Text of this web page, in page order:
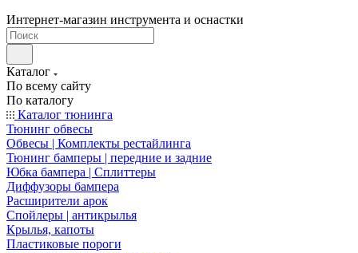
Интернет-магазин инструмента и оснастки
Каталог
По всему сайту
По каталогу
Каталог тюнинга
Тюнинг обвесы
Обвесы | Комплекты рестайлинга
Тюнинг бамперы | передние и задние
Юбка бампера | Сплиттеры
Диффузоры бампера
Расширители арок
Спойлеры | антикрылья
Крылья, капоты
Пластиковые пороги